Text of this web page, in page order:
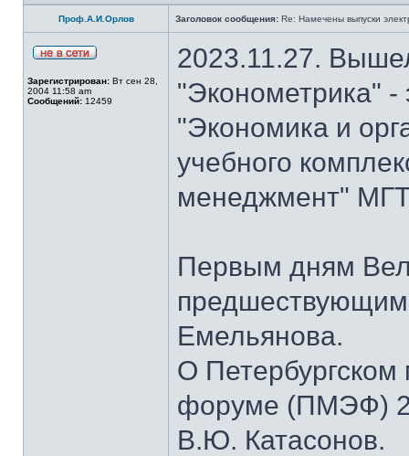
Проф.А.И.Орлов Заголовок сообщения: Re: Намечены выпуски
Зарегистрирован: Вт сен 28,
2004 11:58 am
Сообщений: 12459
2023.11.27.
"Эконометрика" -
"Экономика и
учебного
менеджмент"
Первым дням
Емельянова.
О
форуме (ПМЭФ)
В.Ю. Катасонов.